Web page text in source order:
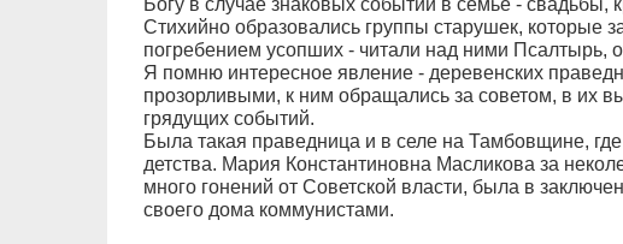
Стихийно образовались группы старушек, которые
погребением усопших - читали над ними Псалтырь,
Я помню интересное явление - деревенских
прозорливыми, к ним обращались за советом, в их
грядущих событий.
Была такая праведница и в селе на Тамбовщине,
детства. Мария Константиновна Масликова за
много гонений от Советской власти, была в
своего дома коммунистами.